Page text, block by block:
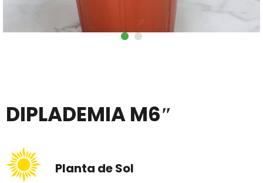
DIPLADEMIA M6″
Planta de Sol